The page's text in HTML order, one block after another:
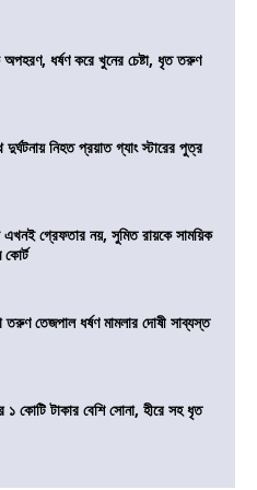
অপহরণ, ধর্ষণ করে খুনের চেষ্টা, ধৃত তরুণ
নিহত প্রয়াত গ্যাং স্টারের পুত্র
এখনই গ্রেফতার নয়, সুমিত রায়কে সাময়িক
তরুণ তেজপাল ধর্ষণ মামলার দোষী সাব্যস্ত
১ কোটি টাকার বেশি সোনা, হীরে সহ ধৃত